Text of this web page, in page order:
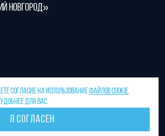
использования
НОВГОРОД»
СОГЛАСИЕ НА ИСПОЛЬЗОВАНИЕФАЙЛОВ COOKIE,
ДЛЯ ВАС.
Я СОГЛАСЕН